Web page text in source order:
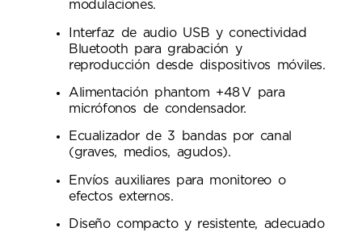
modulaciones.
Interfaz de audio USB y conectividad
Bluetooth para grabación y
reproducción desde dispositivos móviles.
Alimentación phantom +48 V para
micrófonos de condensador.
Ecualizador de 3 bandas por canal
(graves, medios, agudos).
Envíos auxiliares para monitoreo o
efectos externos.
Diseño compacto y resistente, adecuado